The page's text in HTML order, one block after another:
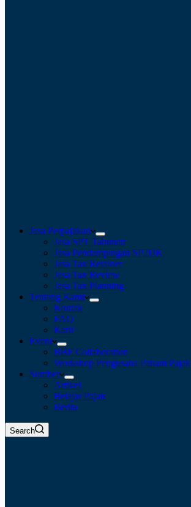
Jasa Perpajakan
Jasa SPT Tahunan
Jasa Pendampingan SP2DK
Jasa Tax Retainer
Jasa Tax Review
Jasa Tax Planning
Tentang Kami
Kontak
FAQ
Karir
Event
BBF Collaboration
Workshop Pengusaha Paham Pajak
Sumber
Artikel
Belajar Pajak
Berita
Search